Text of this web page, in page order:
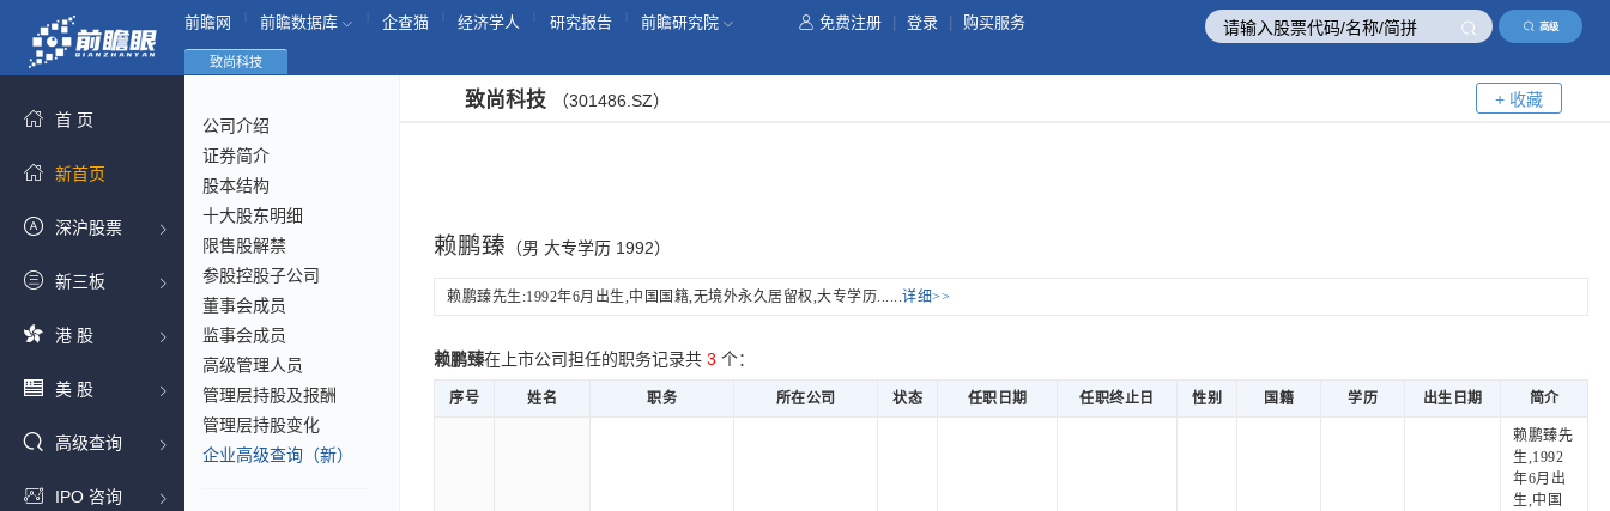
高级
前瞻网 前瞻数据库 企查猫 经济学人 研究报告 前瞻研究院 免费注册 登录 购买服务
首 页
新首页
深沪股票
新三板
港 股
美 股
高级查询
IPO 咨询
致尚科技
公司介绍
证券简介
股本结构
十大股东明细
限售股解禁
参股控股子公司
董事会成员
监事会成员
高级管理人员
管理层持股及报酬
管理层持股变化
企业高级查询（新）
致尚科技 （301486.SZ） + 收藏
赖鹏臻 （男 大专学历 1992）
赖鹏臻先生:1992年6月出生,中国国籍,无境外永久居留权,大专学历......详细>>
赖鹏臻在上市公司担任的职务记录共 3 个：
序号 姓名 职务 所在公司 状态 任职日期 任职终止日 性别 国籍 学历 出生日期 简介
赖鹏臻先
生,1992
年6月出
生,中国